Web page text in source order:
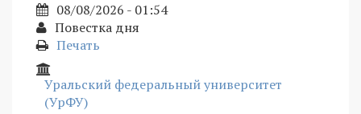
08/08/2026 - 01:54
Повестка дня
Печать
Уральский федеральный университет
(УрФУ)